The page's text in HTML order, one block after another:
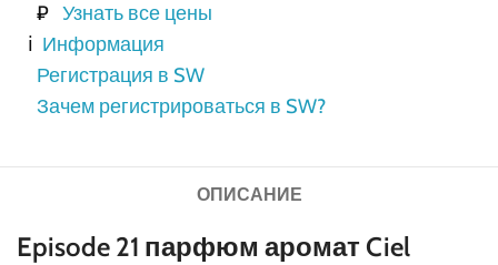
₽ Узнать все цены
ℹ️ Информация
Регистрация в SW
Зачем регистрироваться в SW?
ОПИСАНИЕ
Episode 21 парфюм аромат Ciel